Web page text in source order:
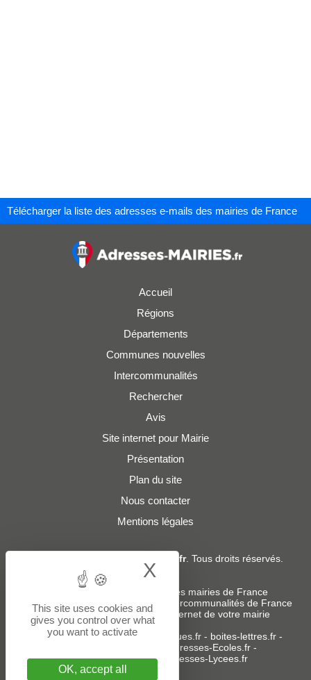
Télécharger la liste des adresses e-mails des mairies de France
Accueil
Régions
Départements
Communes nouvelles
Intercommunalités
Rechercher
Avis
Site internet pour Mairie
Présentation
Plan du site
Nous contacter
Mentions légales
Adresses-Mairies.fr. Tous droits réservés.
Services :
Liste des adresses e-mails des mairies de France
Liste des adresses e-mails des intercommunalités de France
-Création ou refonte du site internet de votre mairie
Sites partenaires:donneespubliques.fr- boites-lettres.fr-
Adresses-Ecoles.fr -
Adresses-Colleges.fr- Adresses-Lycees.fr
This site uses cookies and
gives you control over what
you want to activate
OK, accept all
X